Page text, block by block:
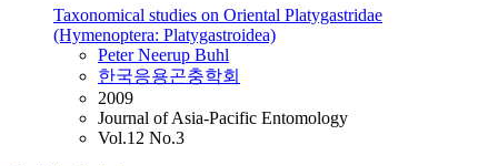
Taxonomical studies on Oriental Platygastridae
(Hymenoptera: Platygastroidea)
Peter Neerup Buhl
한국응용곤충학회
2009
Journal of Asia-Pacific Entomology
Vol.12 No.3